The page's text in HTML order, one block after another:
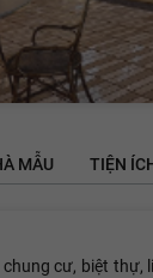
MẪU TIỆN
cư, biệt